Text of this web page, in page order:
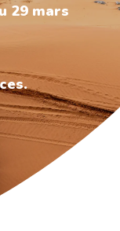
29 mars